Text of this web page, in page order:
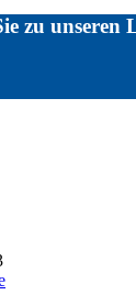
zu unseren